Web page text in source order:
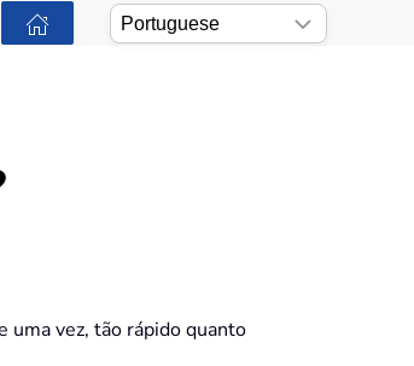
uma vez, tão rápido quanto